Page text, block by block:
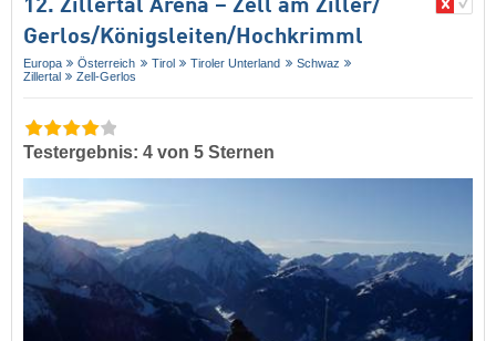
12. Zillertal Arena – Zell am Ziller/​
Gerlos/​Königsleiten/​Hochkrimml
Europa Österreich Tirol Tiroler Unterland
Schwaz
Zillertal
Zell-Gerlos
Testergebnis: 4 von 5 Sternen